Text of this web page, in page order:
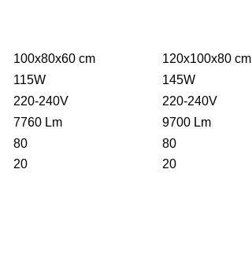
100x80x60 cm
120x100x80 cm
115W
145W
220-240V
220-240V
7760 Lm
9700 Lm
80
80
20 20